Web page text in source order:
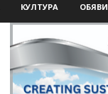
КУЛТУРА ОБЯВИ